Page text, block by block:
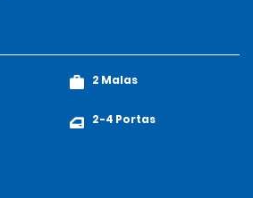
2 Malas
2-4 Portas